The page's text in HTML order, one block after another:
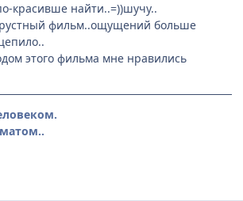
красивше найти..=))шучу..
фильм..ощущений больше
этого фильма мне нравились